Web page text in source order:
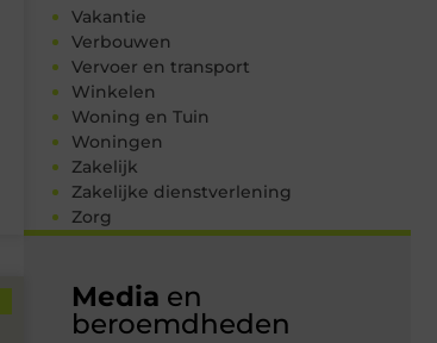
Vakantie
Verbouwen
Vervoer en transport
Winkelen
Woning en Tuin
Woningen
Zakelijk
Zakelijke dienstverlening
Zorg
Media en
beroemdheden